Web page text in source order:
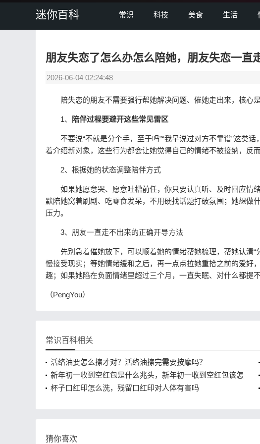
迷你百科 常识 科技 美食 生活
朋友失恋了怎么办怎么陪她，朋友失恋一直
2026-06-04 02:24:48
陪失恋的朋友不需要强行帮她解决问题、催她走出来，核心是
1、 陪伴过程要避开这些常见雷区
不要说“不就是分个手，至于吗”“我早说过对方不靠谱”这类话
着介绍新对象，这些行为都会让她觉得自己的情绪不被接纳，反而
2、根据她的状态调整陪伴方式
如果她愿意哭、愿意吐槽前任，你只要认真听、及时回应情
默陪她窝着刷剧、吃零食发呆，不用硬找话题打破氛围；她想做
压力。
3、朋友一直走不出来的正确开导方法
先别急着催她放下，可以顺着她的情绪帮她梳理，帮她认清“
慢接受现实；等她情绪缓和之后，再一点点拉她重拾之前的爱好
趣；如果她陷在负面情绪里超过三个月，一直失眠、对什么都提
（PengYou）
常识百科相关
活络油要怎么擦才对？活络油擦完需要按摩吗？
新年初一收到空红包是什么兆头，新年初一收到空红包该怎
么化解
杯子口红印怎么洗，残留口红印对人体有害吗
猜你喜欢